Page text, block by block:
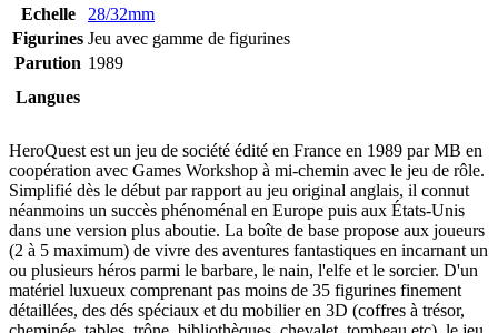
Echelle
28/32mm
Figurines Jeu avec gamme de figurines
Parution 1989
Langues
HeroQuest est un jeu de société édité en France en 1989 par MB en
coopération avec Games Workshop à mi-chemin avec le jeu de rôle.
Simplifié dès le début par rapport au jeu original anglais, il connut
néanmoins un succès phénoménal en Europe puis aux États-Unis
dans une version plus aboutie. La boîte de base propose aux joueurs
(2 à 5 maximum) de vivre des aventures fantastiques en incarnant un
ou plusieurs héros parmi le barbare, le nain, l'elfe et le sorcier. D'un
matériel luxueux comprenant pas moins de 35 figurines finement
détaillées, des dés spéciaux et du mobilier en 3D (coffres à trésor,